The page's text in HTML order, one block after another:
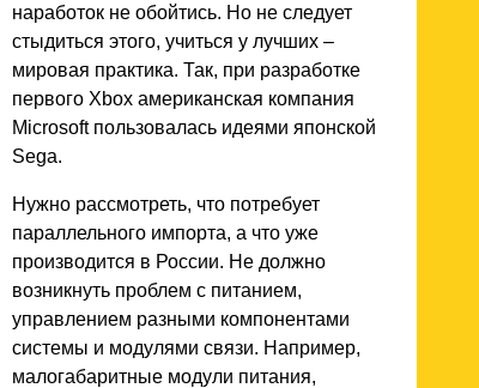
наработок не обойтись. Но не следует
стыдиться этого, учиться у лучших –
мировая практика. Так, при разработке
первого Xbox американская компания
Microsoft пользовалась идеями японской
Sega.
Нужно рассмотреть, что потребует
параллельного импорта, а что уже
производится в России. Не должно
возникнуть проблем с питанием,
управлением разными компонентами
системы и модулями связи. Например,
малогабаритные модули питания,